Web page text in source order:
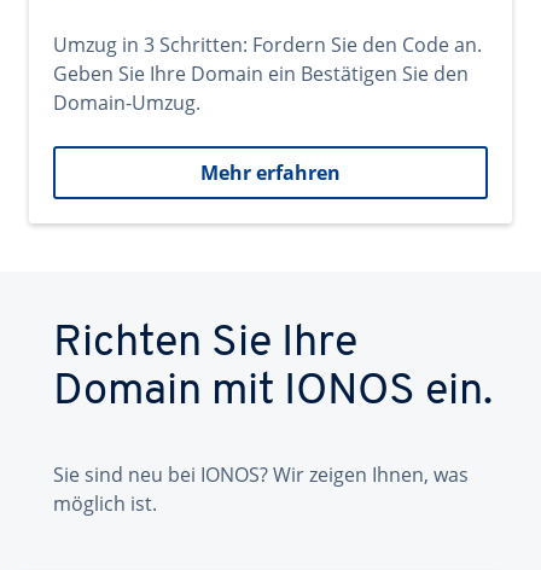
Umzug in 3 Schritten: Fordern Sie den Code an.
Geben Sie Ihre Domain ein Bestätigen Sie den
Domain-Umzug.
Mehr erfahren
Richten Sie Ihre
Domain mit IONOS ein.
Sie sind neu bei IONOS? Wir zeigen Ihnen, was
möglich ist.